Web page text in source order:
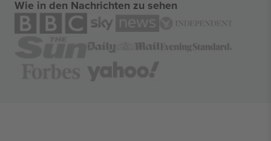
Wie in den Nachrichten zu sehen